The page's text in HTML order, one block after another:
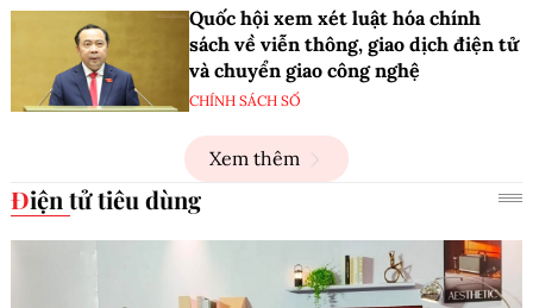
Quốc hội xem xét luật hóa chính
sách về viễn thông, giao dịch điện tử
và chuyển giao công nghệ
CHÍNH SÁCH SỐ
Xem thêm
Điện tử tiêu dùng